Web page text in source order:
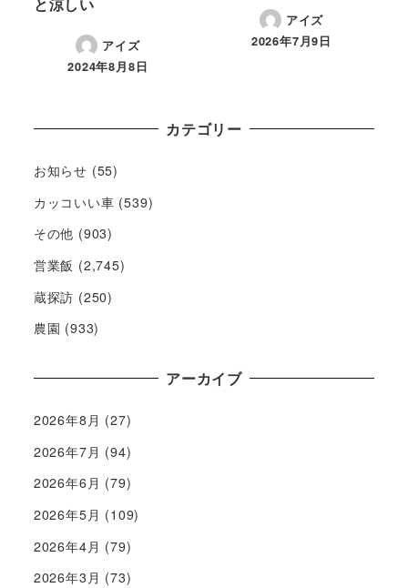
アイズ
2024年8月8日
アイズ
2026年7月9日
カテゴリー
お知らせ (55)
カッコいい車 (539)
その他 (903)
営業飯 (2,745)
蔵探訪 (250)
農園 (933)
アーカイブ
2026年8月 (27)
2026年7月 (94)
2026年6月 (79)
2026年5月 (109)
2026年4月 (79)
2026年3月 (73)